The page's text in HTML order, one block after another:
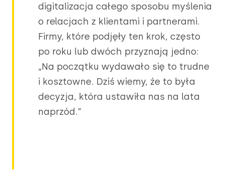
digitalizacja całego sposobu myślenia
o relacjach z klientami i partnerami.
Firmy, które podjęły ten krok, często
po roku lub dwóch przyznają jedno:
„Na początku wydawało się to trudne
i kosztowne. Dziś wiemy, że to była
decyzja, która ustawiła nas na lata
naprzód.”